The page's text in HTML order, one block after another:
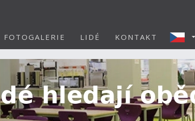
FOTOGALERIE LIDÉ KONTAKT